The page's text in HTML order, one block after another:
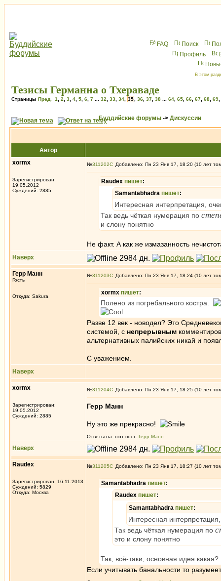
FAQ Поиск
Профиль
В этом
Тезисы Германна о Тхераваде
Страницы Пред. 1 2 3 4 5 6 7 32 33 34 35 36 37 38 64 65 66 67 68 69
Буддийские форумы -> Дискуссии
Автор
xormx
Зарегистрирован:
19.05.2012
Суждений: 2885
№311202 Добавлено: Пн 23 Янв 17, 18:20 (10 лет
Raudex пишет:
Samantabhadra пишет:
Интересная интерпретация,
Так ведь чёткая нумерация по
и слону понятно
Не факт. А как же измазанность
Наверх
Герр Манн
Гость
Откуда: Sakura
№311203 Добавлено: Пн 23 Янв 17, 18:24 (10 лет
xormx пишет:
Полено из погребального костра.
Разве 12 век - новодел? Это
системой, с непрерывным
альтернативных палийских никай и
С уважением.
Наверх
xormx
Зарегистрирован:
19.05.2012
Суждений: 2885
№311204 Добавлено: Пн 23 Янв 17, 18:25 (10 лет
Герр Манн
Ну это же прекрасно!
Ответы на этот пост: Герр Манн
Наверх
Raudex
Зарегистрирован: 16.11.2013
Суждений: 5829
Откуда: Москва
№311205 Добавлено: Пн 23 Янв 17, 18:27 (10 лет
Samantabhadra пишет:
Raudex пишет:
Samantabhadra пишет:
Интересная
Так ведь чёткая нумерация по
это и слону понятно
Так, всё-таки, основная идея какая?
Если учитывать банальности то